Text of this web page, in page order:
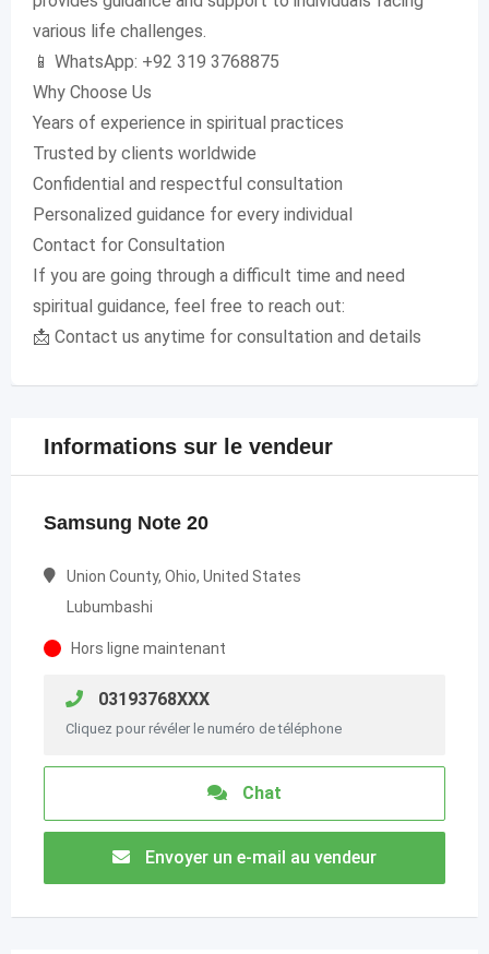
various life challenges.
📱 WhatsApp: +92 319 3768875
Why Choose Us
Years of experience in spiritual practices
Trusted by clients worldwide
Confidential and respectful consultation
Personalized guidance for every individual
Contact for Consultation
If you are going through a difficult time and need
spiritual guidance, feel free to reach out:
📩 Contact us anytime for consultation and details
Informations sur le vendeur
Samsung Note 20
Union County, Ohio, United States
Lubumbashi
Hors ligne maintenant
03193768XXX
Cliquez pour révéler le numéro de téléphone
Chat
Envoyer un e-mail au vendeur